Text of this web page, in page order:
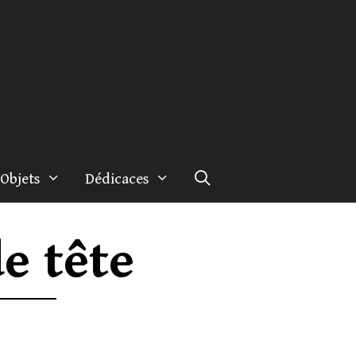
Objets Dédicaces
tête